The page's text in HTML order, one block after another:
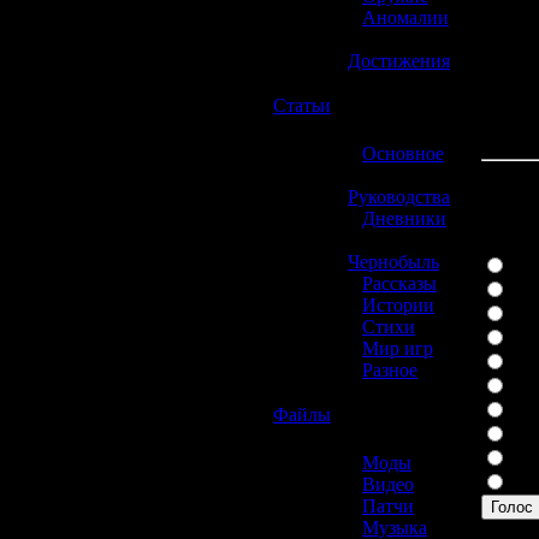
Аномалии
Достижения
Статьи
Основное
Руководства
Дневники
Чернобыль
Рассказы
Истории
Стихи
Мир игр
Разное
Файлы
Моды
Видео
Патчи
Музыка
Голос